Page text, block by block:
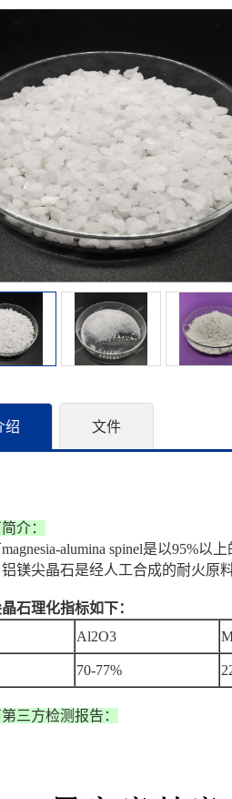
绍 文件
介：
alumina spinel是以95%
镁尖晶石是经人工合成的耐火原
石理化指标如下：
Al2O3
70-77%
三方检测报告：